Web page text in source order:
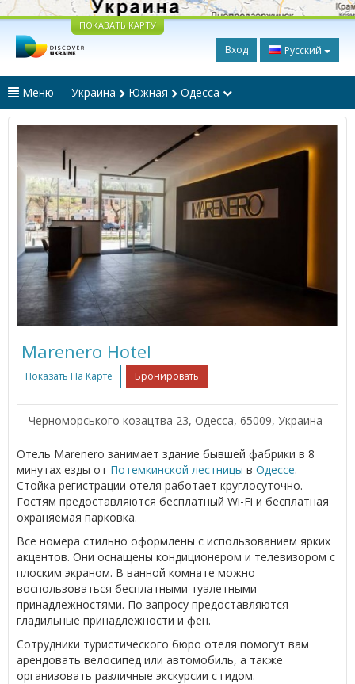
ПОКАЗАТЬ КАРТУ
Вход Русский
Меню Украина Южная Одесса
Marenero Hotel
Показать На Карте Бронировать
Черноморського козацтва 23, Одесса, 65009, Украина
Отель Marenero занимает здание бывшей фабрики в 8
минутах езды от Потемкинской лестницы в Одессе.
Стойка регистрации отеля работает круглосуточно.
Гостям предоставляются бесплатный Wi-Fi и бесплатная
охраняемая парковка.
Все номера стильно оформлены с использованием ярких
акцентов. Они оснащены кондиционером и телевизором с
плоским экраном. В ванной комнате можно
воспользоваться бесплатными туалетными
принадлежностями. По запросу предоставляются
гладильные принадлежности и фен.
Сотрудники туристического бюро отеля помогут вам
арендовать велосипед или автомобиль, а также
организовать различные экскурсии с гидом.